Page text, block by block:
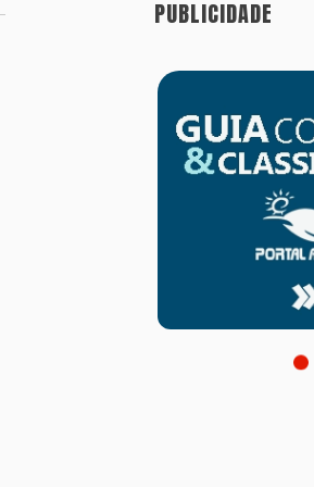
PUBLICIDADE